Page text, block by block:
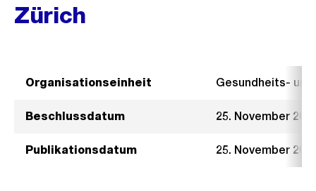
Zürich
Organisationseinheit Gesundheits-
Beschlussdatum 25. November
Publikationsdatum 25. November